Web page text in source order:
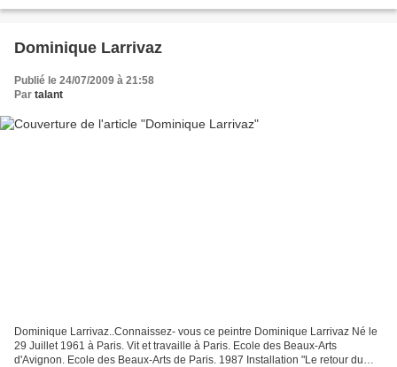
Dominique Larrivaz
Publié le 24/07/2009 à 21:58
Par talant
Dominique Larrivaz..Connaissez- vous ce peintre Dominique Larrivaz Né le
29 Juillet 1961 à Paris. Vit et travaille à Paris. Ecole des Beaux-Arts
d'Avignon. Ecole des Beaux-Arts de Paris. 1987 Installation "Le retour du